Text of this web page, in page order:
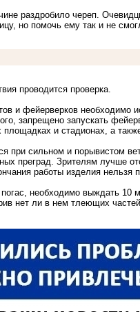
раздробило череп.
но помочь ему так и не
проводится проверка.
и фейерверков необходимо
запрещено запускать
площадках и стадионах, а
при сильном и порывистом
преград. Зрителям лучше
работы изделия
необходимо выждать 10
нет ли в нем тлеющих